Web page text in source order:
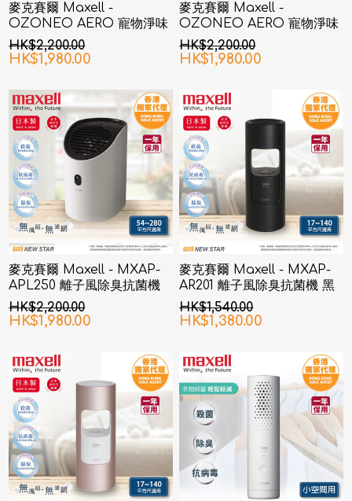
麥克賽爾 Maxell -
OZONEO AERO 寵物淨味
除菌座枱空氣清新機 MXAP-
AE270 白色
HK$2,200.00
HK$1,980.00
麥克賽爾 Maxell -
OZONEO AERO 寵物淨味
除菌座枱空氣清新機 MXAP-
AE270 黑色
HK$2,200.00
HK$1,980.00
麥克賽爾 Maxell - MXAP-
APL250 離子風除臭抗菌機
白色
HK$2,200.00
HK$1,980.00
麥克賽爾 Maxell - MXAP-
AR201 離子風除臭抗菌機 黑
色
HK$1,540.00
HK$1,380.00